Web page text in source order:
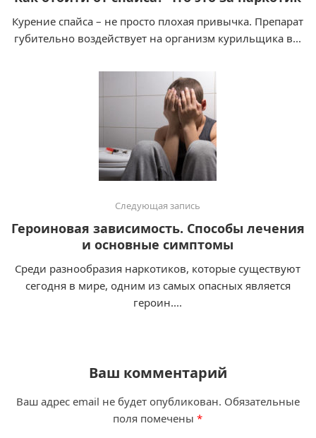
Курение спайса – не просто плохая привычка. Препарат
губительно воздействует на организм курильщика в...
Следующая запись
Героиновая зависимость. Способы лечения
и основные симптомы
Среди разнообразия наркотиков, которые существуют
сегодня в мире, одним из самых опасных является
героин....
Ваш комментарий
Ваш адрес email не будет опубликован. Обязательные
поля помечены*